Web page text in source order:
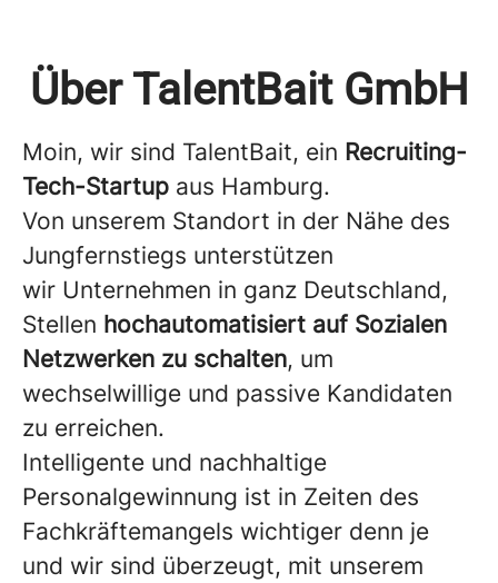
Über TalentBait GmbH
Moin, wir sind TalentBait, ein Recruiting-
Tech-Startup aus Hamburg.
Von unserem Standort in der Nähe des
Jungfernstiegs unterstützen
wir Unternehmen in ganz Deutschland,
Stellen hochautomatisiert auf Sozialen
Netzwerken zu schalten, um
wechselwillige und passive Kandidaten
zu erreichen.
Intelligente und nachhaltige
Personalgewinnung ist in Zeiten des
Fachkräftemangels wichtiger denn je
und wir sind überzeugt, mit unserem